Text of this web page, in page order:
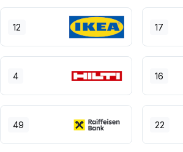
12 17
4 16
49 22